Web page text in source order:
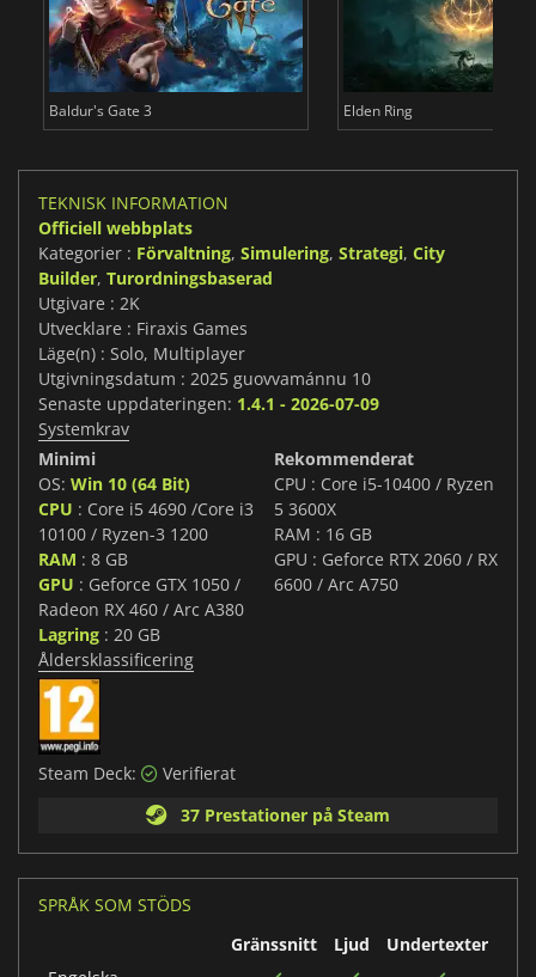
Baldur's Gate 3 Elden Ring
TEKNISK INFORMATION
Officiell webbplats
Kategorier : Förvaltning, Simulering, Strategi, City
Builder, Turordningsbaserad
Utgivare : 2K
Utvecklare : Firaxis Games
Läge(n) : Solo, Multiplayer
Utgivningsdatum : 2025 guovvamánnu 10
Senaste uppdateringen: 1.4.1 - 2026-07-09
Systemkrav
Minimi
OS: Win 10 (64 Bit)
CPU : Core i5 4690 /Core i3
10100 / Ryzen-3 1200
RAM : 8 GB
GPU : Geforce GTX 1050 /
Radeon RX 460 / Arc A380
Lagring : 20 GB
Rekommenderat
CPU : Core i5-10400 / Ryzen
5 3600X
RAM : 16 GB
GPU : Geforce RTX 2060 / RX
6600 / Arc A750
Åldersklassificering
Steam Deck:
Verifierat
37 Prestationer på Steam
SPRÅK SOM STÖDS
Gränssnitt
Ljud
Undertexter